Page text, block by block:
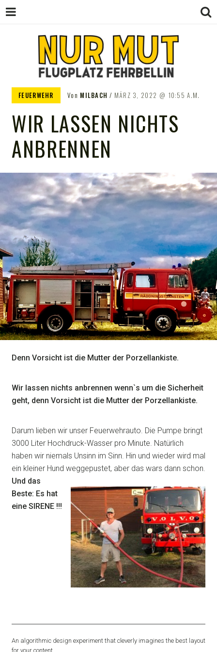
FLUGPLATZ
FEHRBELLIN
FEUERWEHR Von MILBACH MÄRZ 3, 2022 10:55 A.M.
WIR LASSEN NICHTS
ANBRENNEN
Denn Vorsicht ist die Mutter der Porzellankiste.
Wir lassen nichts anbrennen wenn`s um die Sicherheit
geht, denn Vorsicht ist die Mutter der Porzellankiste.
Darum lieben wir unser Feuerwehrauto. Die Pumpe bringt
3000 Liter Hochdruck-Wasser pro Minute. Natürlich
haben wir niemals Unsinn im Sinn. Hin und wieder wird mal
ein kleiner Hund weggepustet, aber das wars dann schon.
Und das
Beste: Es hat
eine SIRENE !!!
An algorithmic design experiment that cleverly imagines the best layout
for your content.